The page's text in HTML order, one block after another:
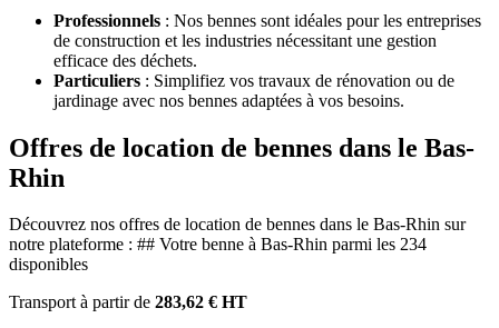
Professionnels : Nos bennes sont idéales pour les entreprises
de construction et les industries nécessitant une gestion
efficace des déchets.
Particuliers : Simplifiez vos travaux de rénovation ou de
jardinage avec nos bennes adaptées à vos besoins.
Offres de location de bennes dans le Bas-
Rhin
Découvrez nos offres de location de bennes dans le Bas-Rhin sur
notre plateforme : ## Votre benne à Bas-Rhin parmi les 234
disponibles
Transport à partir de 283,62 € HT